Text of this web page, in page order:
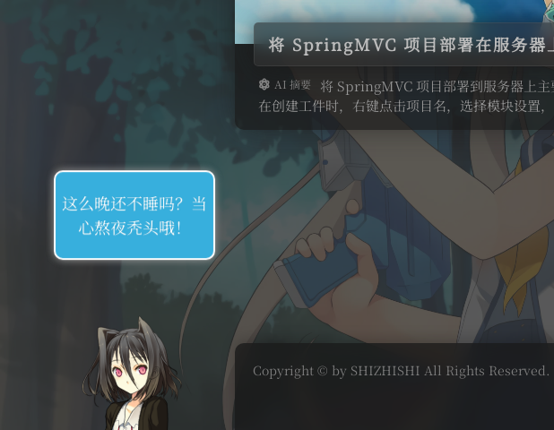
将 SpringMVC 项目部署在服务器
AI 摘要
将 SpringMVC 项目部署到服务器上主
在创建工件时，右键点击项目名，选择模块设置
需导入前端
Copyright © by SHIZHISHI All Rights Reserved.
这么晚还不睡吗？当
心熬夜秃头哦！